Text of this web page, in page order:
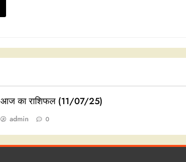
आज का राशिफल (11/07/25)
admin 0